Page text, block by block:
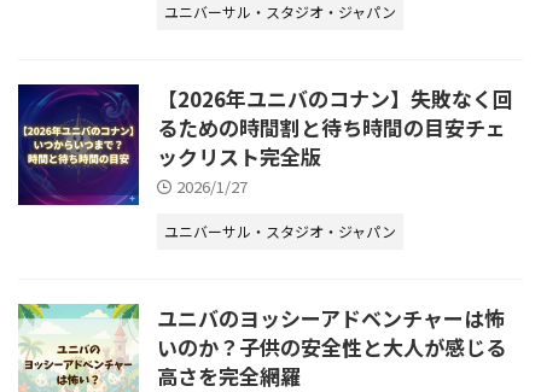
ユニバーサル・スタジオ・ジャパン
【2026年ユニバのコナン】失敗なく回
るための時間割と待ち時間の目安チェ
ックリスト完全版
2026/1/27
ユニバーサル・スタジオ・ジャパン
ユニバのヨッシーアドベンチャーは怖
いのか？子供の安全性と大人が感じる
高さを完全網羅